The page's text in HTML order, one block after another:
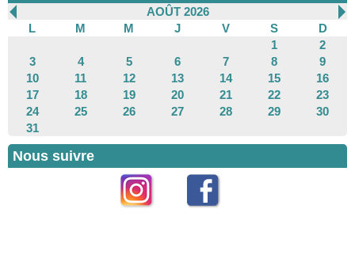
AOÛT 2026
L
M M J V S
D
1
2
3
4 5 6 7 8
9
10
11 12 13 14 15
16
17
18 19 20 21 22
23
24
25 26 27 28 29
30
31
Nous suivre